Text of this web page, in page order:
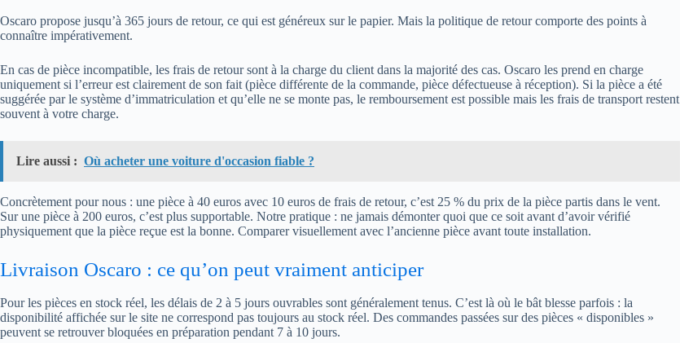
Oscaro propose jusqu’à 365 jours de retour, ce qui est généreux sur le papier. Mais la politique de retour comporte des points à
connaître impérativement.
En cas de pièce incompatible, les frais de retour sont à la charge du client dans la majorité des cas. Oscaro les prend en charge
uniquement si l’erreur est clairement de son fait (pièce différente de la commande, pièce défectueuse à réception). Si la pièce a été
suggérée par le système d’immatriculation et qu’elle ne se monte pas, le remboursement est possible mais les frais de transport restent
souvent à votre charge.
Lire aussi : Où acheter une voiture d'occasion fiable ?
Concrètement pour nous : une pièce à 40 euros avec 10 euros de frais de retour, c’est 25 % du prix de la pièce partis dans le vent.
Sur une pièce à 200 euros, c’est plus supportable. Notre pratique : ne jamais démonter quoi que ce soit avant d’avoir vérifié
physiquement que la pièce reçue est la bonne. Comparer visuellement avec l’ancienne pièce avant toute installation.
Livraison Oscaro : ce qu’on peut vraiment anticiper
Pour les pièces en stock réel, les délais de 2 à 5 jours ouvrables sont généralement tenus. C’est là où le bât blesse parfois : la
disponibilité affichée sur le site ne correspond pas toujours au stock réel. Des commandes passées sur des pièces « disponibles »
peuvent se retrouver bloquées en préparation pendant 7 à 10 jours.